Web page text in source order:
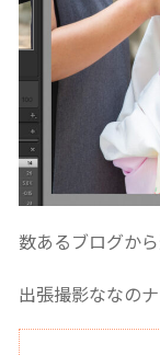
数あるブログか
出張撮影ななの